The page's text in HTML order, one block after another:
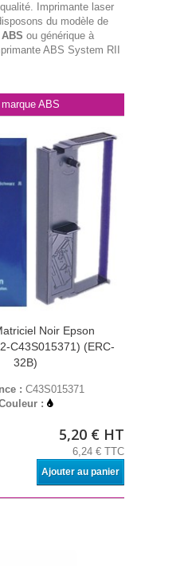
Imprimante laser
du modèle de
ou générique à
ABS System RII
ABS
Noir Epson
C43S015371) (ERC-
32B)
: C43S015371
:
5,20 € HT
6,24 € TTC
Ajouter au panier